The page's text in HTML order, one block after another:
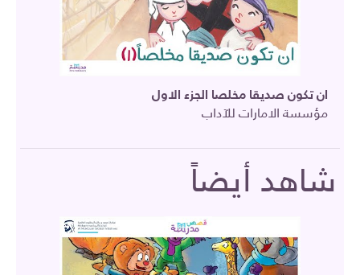
ان تكون صديقا مخلصا الجزء الاول
مؤسسة الامارات للآداب
شاهد أيضاً